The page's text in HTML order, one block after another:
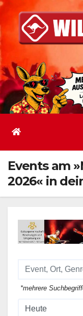
Inhalt
springen
Events am
2026« in
*mehrere